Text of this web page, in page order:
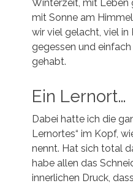
Winterzeit, mit Leben
mit Sonne am
wir viel gelacht, viel
gegessen und
gehabt.
Ein Lernort…
Dabei hatte ich die
Lernortes“ im Kopf,
nennt. Hat sich total
habe allen das
innerlichen Druck,